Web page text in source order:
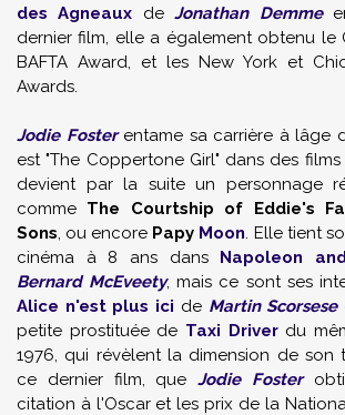
des Agneaux deJonathan Demme
dernier film, elle a également obtenu le
BAFTA Award, et les New York et
Awards.
Jodie Fosterentame sa carrière à lâge
est "The Coppertone Girl" dans des
devient par la suite un personnage
comme The Courtship of Eddie's
Sons, ou encore Papy Moon. Elle tient
cinéma à 8 ans dans Napoleon
Bernard McEveety, mais ce sont ses
Alice n'est plus ici de Martin Scorsese
petite prostituée de Taxi Driverdu
1976, qui révèlent la dimension de son
ce dernier film, que Jodie Foster
citation à l'Oscar et les prix de la